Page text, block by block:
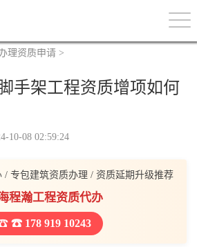
理资质申请 >
手架工程资质增项如何
10-08 02:59:24
/ 专包建筑资质办理 / 资质延期升级推荐
程瀚工程资质代办
☎ 178 919 10243